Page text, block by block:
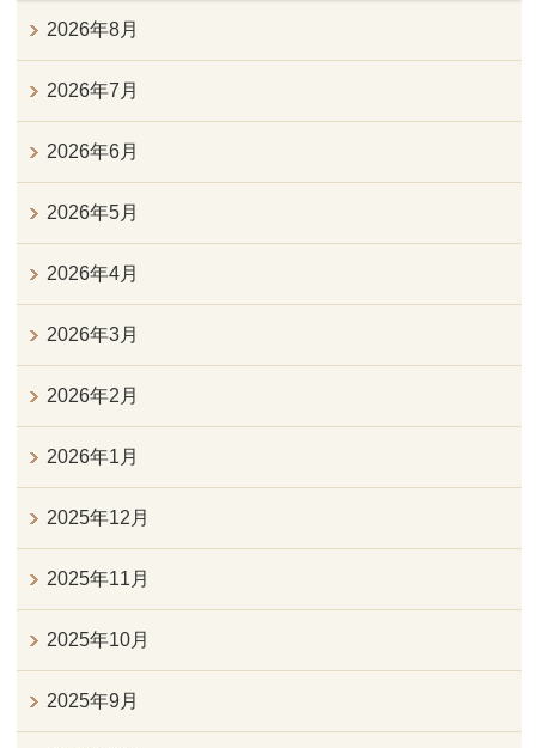
2026年8月
2026年7月
2026年6月
2026年5月
2026年4月
2026年3月
2026年2月
2026年1月
2025年12月
2025年11月
2025年10月
2025年9月